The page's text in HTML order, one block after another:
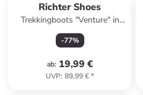
Richter Shoes
Trekkingboots "Venture" in
Dunkelblau
-77%
ab: 19,99 €
UVP: 89,99 €*